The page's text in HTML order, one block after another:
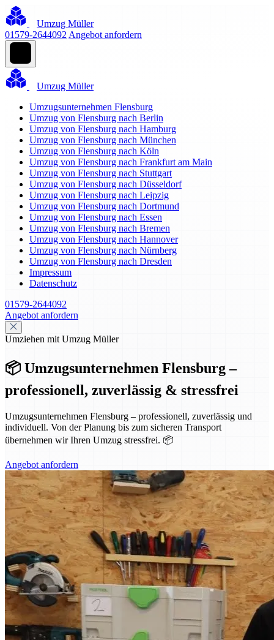
Umzug Müller
01579-2644092 Angebot anfordern
Umzug Müller
Umzugsunternehmen Flensburg
Umzug von Flensburg nach Berlin
Umzug von Flensburg nach Hamburg
Umzug von Flensburg nach München
Umzug von Flensburg nach Köln
Umzug von Flensburg nach Frankfurt am Main
Umzug von Flensburg nach Stuttgart
Umzug von Flensburg nach Düsseldorf
Umzug von Flensburg nach Leipzig
Umzug von Flensburg nach Dortmund
Umzug von Flensburg nach Essen
Umzug von Flensburg nach Bremen
Umzug von Flensburg nach Hannover
Umzug von Flensburg nach Nürnberg
Umzug von Flensburg nach Dresden
Impressum
Datenschutz
01579-2644092
Angebot anfordern
Umziehen mit Umzug Müller
📦 Umzugsunternehmen Flensburg –
professionell, zuverlässig & stressfrei
Umzugsunternehmen Flensburg – professionell, zuverlässig und
individuell. Von der Planung bis zum sicheren Transport
übernehmen wir Ihren Umzug stressfrei. 📦
Angebot anfordern